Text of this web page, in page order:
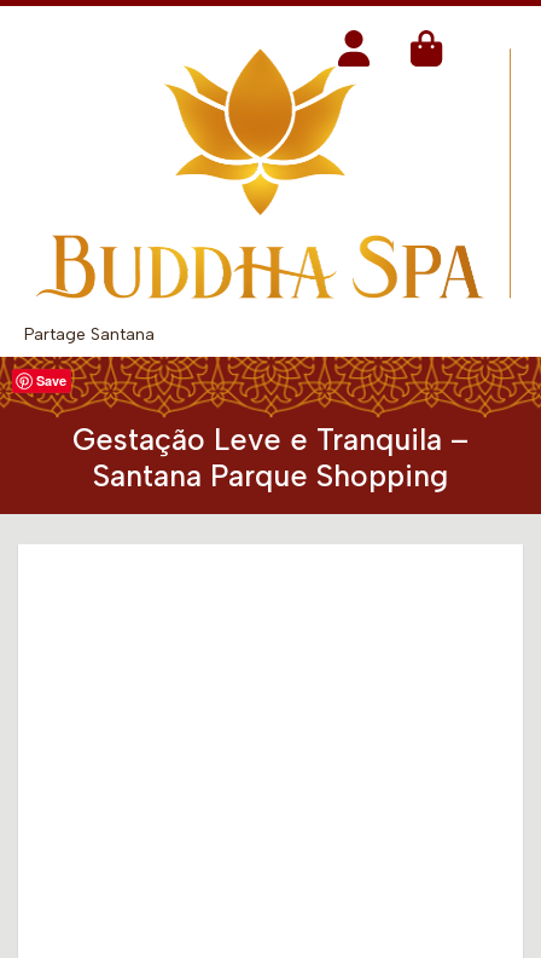
Partage Santana
Gestação Leve e Tranquila –
Santana Parque Shopping
Save